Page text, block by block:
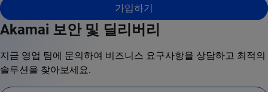
가입하기
Akamai 보안 및 딜리버리
지금 영업 팀에 문의하여 비즈니스 요구사항을 상담하고 최적의
솔루션을 찾아보세요.